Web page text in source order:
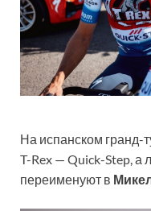
На испанском гранд-
T-Rex — Quick-Step, а
переименуют в